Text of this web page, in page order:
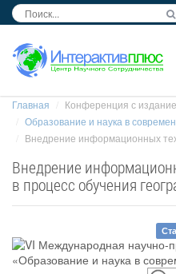
Главная
Конференция с
Образование и наука в
Внедрение информационных
Внедрение
в процесс обучения